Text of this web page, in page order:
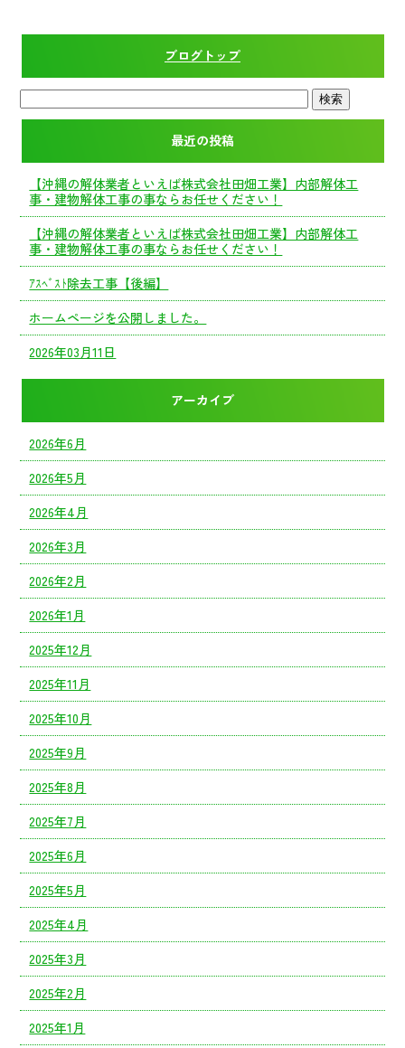
ブログトップ
最近の投稿
【沖縄の解体業者といえば株式会社田畑工業】内部解体工
事・建物解体工事の事ならお任せください！
【沖縄の解体業者といえば株式会社田畑工業】内部解体工
事・建物解体工事の事ならお任せください！
ｱｽﾍﾞｽﾄ除去工事【後編】
ホームページを公開しました。
2026年03月11日
アーカイブ
2026年6月
2026年5月
2026年4月
2026年3月
2026年2月
2026年1月
2025年12月
2025年11月
2025年10月
2025年9月
2025年8月
2025年7月
2025年6月
2025年5月
2025年4月
2025年3月
2025年2月
2025年1月